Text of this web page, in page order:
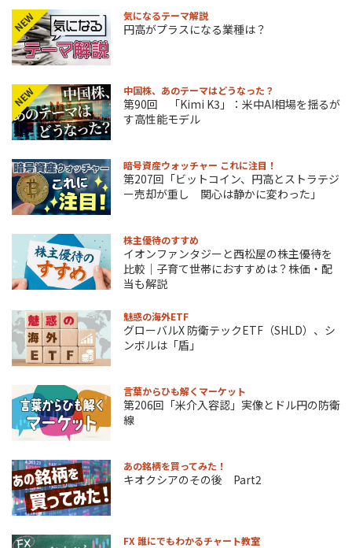
NEW 気になるテーマ解説
円高がプラスになる業種は？
NEW 中国株、あのテーマはどうなった？
第90回 「Kimi K3」：米中AI相場を揺るが
す高性能モデル
暗号資産ウォッチャー これに注目！
第207回「ビットコイン、円高とストラテジ
ー売却が重し 関心は静かに変わった」
株主優待のすすめ
イオンファンタジーと西松屋の株主優待を
比較｜子育て世帯におすすめは？株価・配
当も解説
魅惑の海外ETF
グローバルX 防衛テックETF（SHLD）、シ
ンボルは「盾」
言葉からひも解くマーケット
第206回「米介入容認」実像とドル円の防衛
線
あの銘柄を買ってみた！
キオクシアのその後 Part2
FX 誰にでもわかるチャート教室